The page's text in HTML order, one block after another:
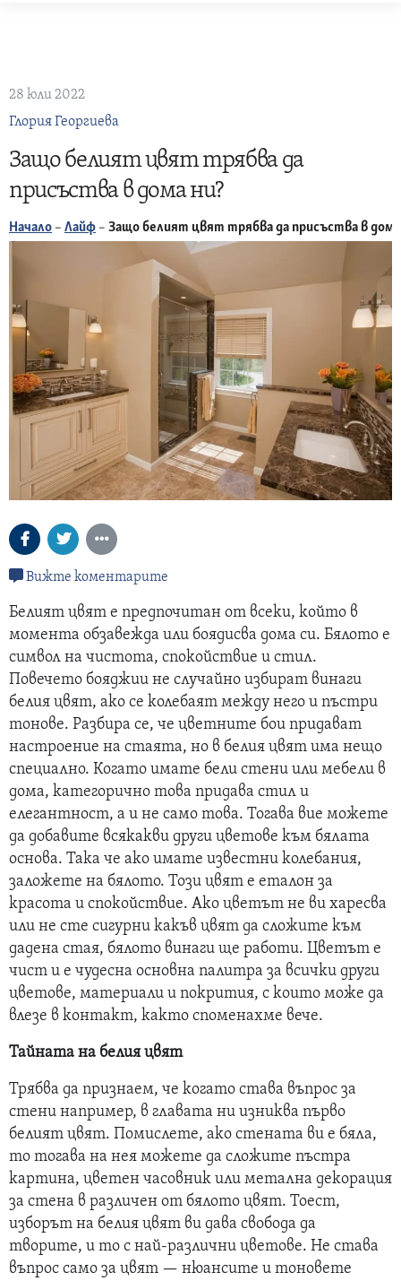
28 юли 2022
Глория Георгиева
Защо белият цвят трябва да
присъства в дома ни?
Начало – Лайф – Защо белият цвят трябва да присъства в дома
Вижте коментарите
Белият цвят е предпочитан от всеки, който в
момента обзавежда или боядисва дома си. Бялото е
символ на чистота, спокойствие и стил.
Повечето бояджии не случайно избират винаги
белия цвят, ако се колебаят между него и пъстри
тонове. Разбира се, че цветните бои придават
настроение на стаята, но в белия цвят има нещо
специално. Когато имате бели стени или мебели в
дома, категорично това придава стил и
елегантност, а и не само това. Тогава вие можете
да добавите всякакви други цветове към бялата
основа. Така че ако имате известни колебания,
заложете на бялото. Този цвят е еталон за
красота и спокойствие. Ако цветът не ви харесва
или не сте сигурни какъв цвят да сложите към
дадена стая, бялото винаги ще работи. Цветът е
чист и е чудесна основна палитра за всички други
цветове, материали и покрития, с които може да
влезе в контакт, както споменахме вече.
Тайната на белия цвят
Трябва да признаем, че когато става въпрос за
стени например, в главата ни изниква първо
белият цвят. Помислете, ако стената ви е бяла,
то тогава на нея можете да сложите пъстра
картина, цветен часовник или метална декорация
за стена в различен от бялото цвят. Тоест,
изборът на белия цвят ви дава свобода да
творите, и то с най-различни цветове. Не става
въпрос само за цвят — нюансите и тоновете